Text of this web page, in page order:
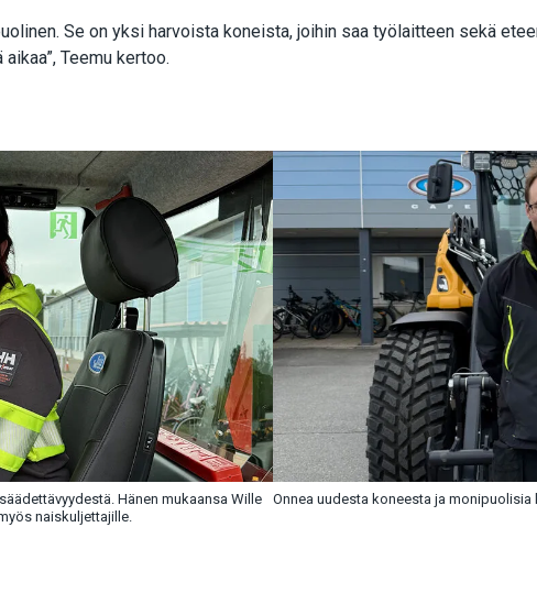
Se on yksi harvoista koneista, joihin saa työlaitteen sekä
Teemu kertoo.
Hänen mukaansa Wille
naiskuljettajille.
Onnea uudesta koneesta ja